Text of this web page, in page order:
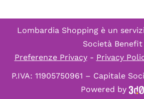
Lombardia Shopping è un
Società Benefit
Preferenze Privacy- Privacy
P.IVA: 11905750961 – Capitale
Powered by